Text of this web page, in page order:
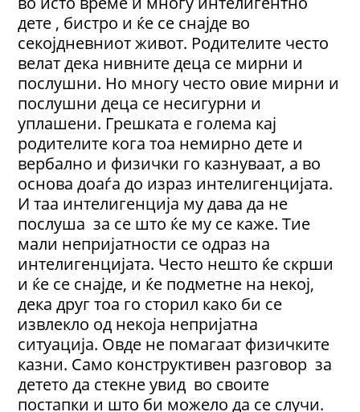
дете , бистро и ќе се снајде во
секојдневниот живот. Родителите често
велат дека нивните деца се мирни и
послушни. Но многу често овие мирни и
послушни деца се несигурни и
уплашени. Грешката е голема кај
родителите кога тоа немирно дете и
вербално и физички го казнуваат, а во
основа доаѓа до израз интелигенцијата.
И таа интелигенција му дава да не
послуша за се што ќе му се каже. Тие
мали непријатности се одраз на
интелигенцијата. Често нешто ќе скрши
и ќе се снајде, и ќе подметне на некој,
дека друг тоа го сторил како би се
извлекло од некоја непријатна
ситуација. Овде не помагаат физичките
казни. Само конструктивен разговор за
детето да стекне увид во своите
постапки и што би можело да се случи.